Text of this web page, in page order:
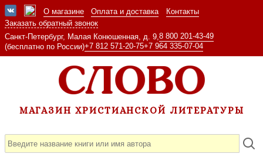
О магазине Оплата и доставка
Контакты
Заказать обратный звонок
Санкт-Петербург, Малая Конюшенная, д. 9, 8 800 201-43-49
(бесплатно по России)+7 812 571-20-75+7 964 335-07-04
МАГАЗИН ХРИСТИАНСКОЙ ЛИТЕРАТУРЫ